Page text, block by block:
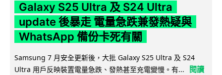
Galaxy S25 Ultra 及 S24 Ultra
update 後暴走 電量急跌兼發熱疑與
WhatsApp 備份卡死有關
Samsung 7 月安全更新後，大批 Galaxy S25 Ultra 及 S24
Ultra 用戶反映裝置電量急跌、發熱甚至充電變慢。有...
閱讀